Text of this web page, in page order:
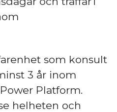
som konsult
3 år inom
Platform.
helheten och